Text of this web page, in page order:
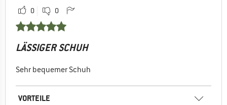
0 0
LÄSSIGER SCHUH
Sehr bequemer Schuh
VORTEILE